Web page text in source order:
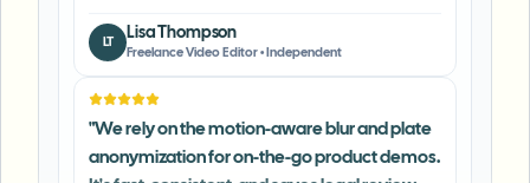
anonymization for on-the-go product demos.
It's fast, consistent, and saves legal review
time."